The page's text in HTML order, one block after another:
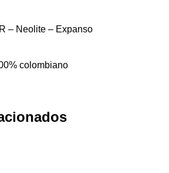
– Neolite – Expanso
colombiano